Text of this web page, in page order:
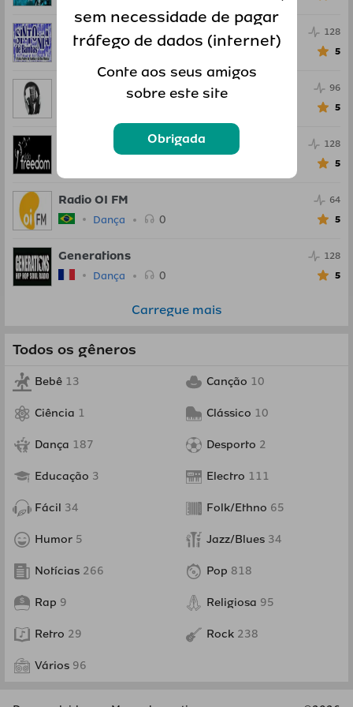
Radio Sintonia de Bambas
Dança
128
5
Radio Studio 97
96
5
Radio Freedom
128
5
Radio OI FM
Dança 0
64
5
Generations
Dança 0
128
5
Carregue mais
Todos os gêneros
Bebê 13 Canção 10
Ciência 1 Clássico 10
Dança 187 Desporto 2
Educação 3 Electro 111
Fácil 34 Folk/Ethno 65
Humor 5 Jazz/Blues 34
Notícias 266 Pop 818
Rap 9 Religiosa 95
Retro 29 Rock 238
Vários 96
sem necessidade de pagar
tráfego de dados (internet)
Conte aos seus amigos
sobre este site
Obrigada